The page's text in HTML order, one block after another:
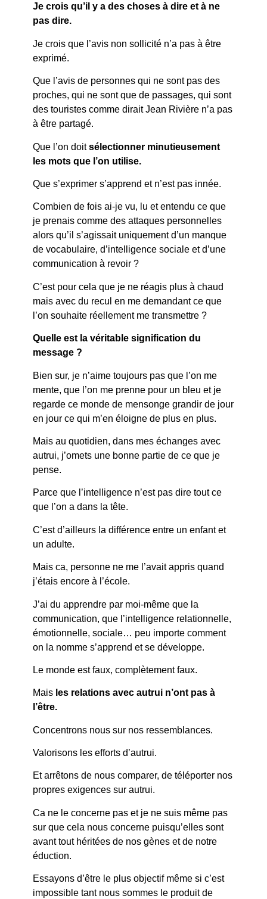
Je crois qu’il y a des choses à dire et à ne
pas dire.
Je crois que l’avis non sollicité n’a pas à être
exprimé.
Que l’avis de personnes qui ne sont pas des
proches, qui ne sont que de passages, qui sont
des touristes comme dirait Jean Rivière n’a pas
à être partagé.
Que l’on doitsélectionner minutieusement
les mots que l’on utilise.
Que s’exprimer s’apprend et n’est pas innée.
Combien de fois ai-je vu, lu et entendu ce que
je prenais comme des attaques personnelles
alors qu’il s’agissait uniquement d’un manque
de vocabulaire, d’intelligence sociale et d’une
communication à revoir ?
C’est pour cela que je ne réagis plus à chaud
mais avec du recul en me demandant ce que
l’on souhaite réellement me transmettre ?
Quelle est la véritable signification du
message ?
Bien sur, je n’aime toujours pas que l’on me
mente, que l’on me prenne pour un bleu et je
regarde ce monde de mensonge grandir de jour
en jour ce qui m’en éloigne de plus en plus.
Mais au quotidien, dans mes échanges avec
autrui, j’omets une bonne partie de ce que je
pense.
Parce que l’intelligence n’est pas dire tout ce
que l’on a dans la tête.
C’est d’ailleurs la différence entre un enfant et
un adulte.
Mais ca, personne ne me l’avait appris quand
j’étais encore à l’école.
J’ai du apprendre par moi-même que la
communication, que l’intelligence relationnelle,
émotionnelle, sociale… peu importe comment
on la nomme s’apprend et se développe.
Le monde est faux, complètement faux.
Mais les relations avec autrui n’ont pas à
l’être.
Concentrons nous sur nos ressemblances.
Valorisons les efforts d’autrui.
Et arrêtons de nous comparer, de téléporter nos
propres exigences sur autrui.
Ca ne le concerne pas et je ne suis même pas
sur que cela nous concerne puisqu’elles sont
avant tout héritées de nos gènes et de notre
éduction.
Essayons d’être le plus objectif même si c’est
impossible tant nous sommes le produit de